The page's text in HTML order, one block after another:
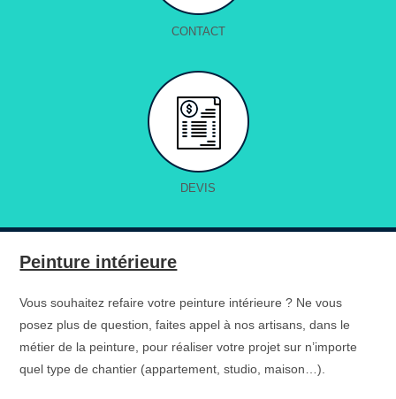
CONTACT
DEVIS
Peinture intérieure
Vous souhaitez refaire votre peinture intérieure ? Ne vous
posez plus de question, faites appel à nos artisans, dans le
métier de la peinture, pour réaliser votre projet sur n’importe
quel type de chantier (appartement, studio, maison…).